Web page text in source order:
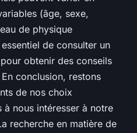
(âge, sexe,
de physique
de consulter un
obtenir des conseils
conclusion, restons
de nos choix
nous intéresser à notre
recherche en matière de